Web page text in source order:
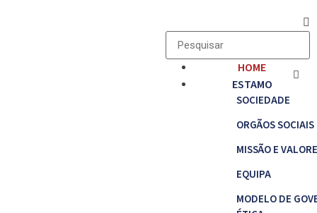
HOME
ESTAMO
SOCIEDADE
ORGÃOS SOCIAIS
MISSÃO E
EQUIPA
MODELO DE